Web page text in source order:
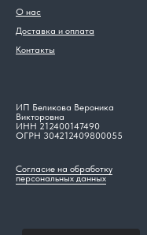
О нас
Доставка и оплата
Контакты
ИП Беликова Вероника
Викторовна
ИНН 212400147490
ОГРН 304212409800055
Согласие на обработку
персональных данных